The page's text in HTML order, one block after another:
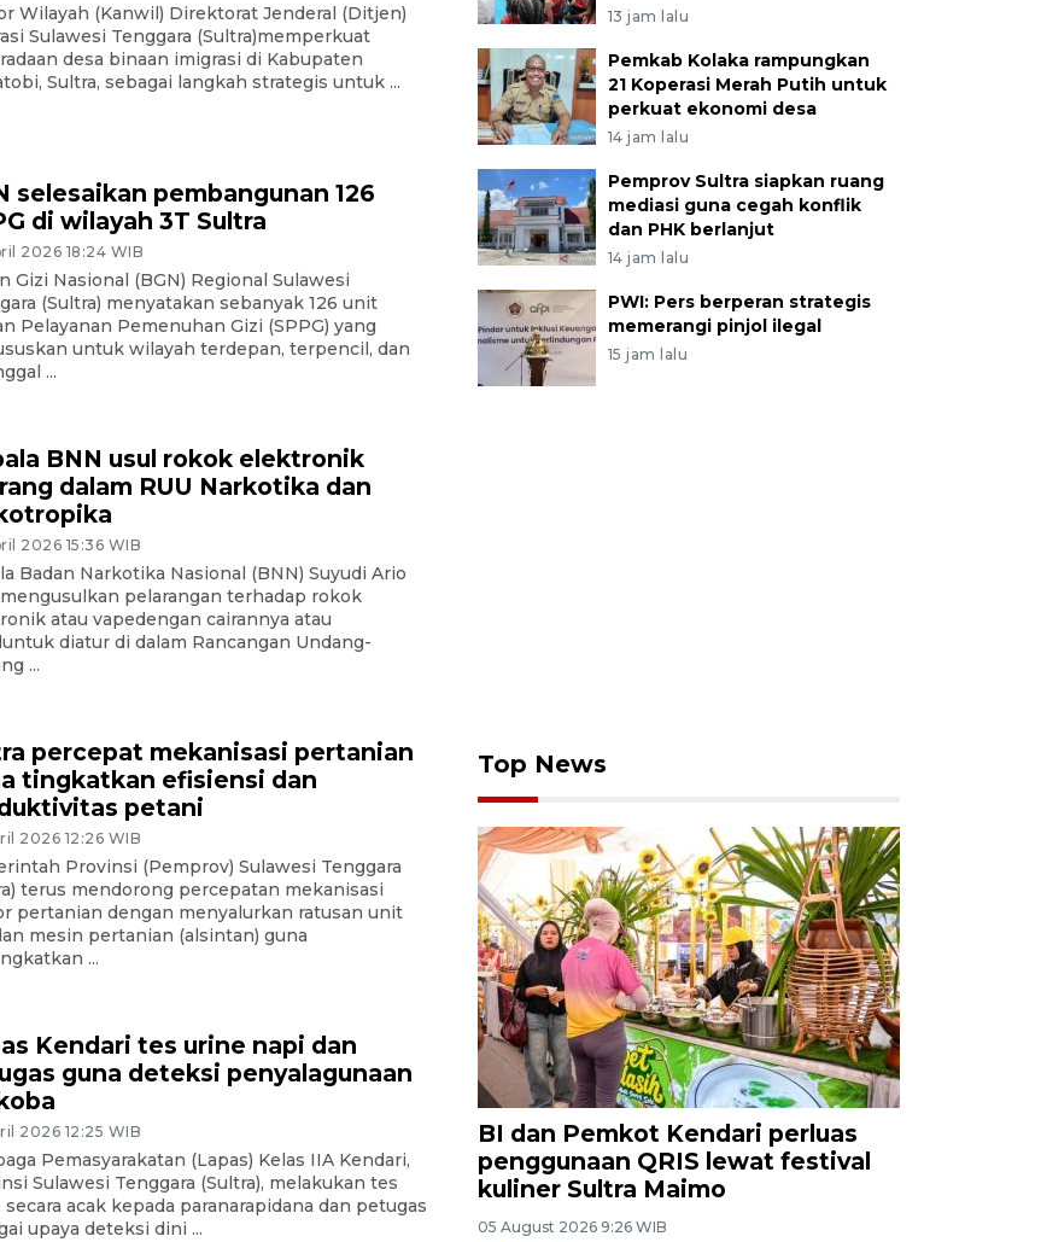
Wilayah (Kanwil) Direktorat Jenderal (Ditjen)
Sulawesi Tenggara (Sultra)memperkuat
desa binaan imigrasi di Kabupaten
Sultra, sebagai langkah strategis untuk ...
selesaikan pembangunan 126
di wilayah 3T Sultra
2026 18:24 WIB
Gizi Nasional (BGN) Regional Sulawesi
(Sultra) menyatakan sebanyak 126 unit
Pelayanan Pemenuhan Gizi (SPPG) yang
untuk wilayah terdepan, terpencil, dan
...
BNN usul rokok elektronik
dalam RUU Narkotika dan
2026 15:36 WIB
Badan Narkotika Nasional (BNN) Suyudi Ario
pelarangan terhadap rokok
atau vapedengan cairannya atau
diatur di dalam Rancangan Undang-
...
percepat mekanisasi pertanian
tingkatkan efisiensi dan
petani
2026 12:26 WIB
Provinsi (Pemprov) Sulawesi Tenggara
terus mendorong percepatan mekanisasi
pertanian dengan menyalurkan ratusan unit
mesin pertanian (alsintan) guna
...
Kendari tes urine napi dan
guna deteksi penyalagunaan
2026 12:25 WIB
Pemasyarakatan (Lapas) Kelas IIA Kendari,
Sulawesi Tenggara (Sultra), melakukan tes
acak kepada paranarapidana dan petugas
upaya deteksi dini ...
13 jam lalu
Pemkab Kolaka rampungkan
21 Koperasi Merah Putih untuk
perkuat ekonomi desa
14 jam lalu
Pemprov Sultra siapkan ruang
mediasi guna cegah konflik
dan PHK berlanjut
14 jam lalu
PWI: Pers berperan strategis
memerangi pinjol ilegal
15 jam lalu
Top News
BI dan Pemkot Kendari perluas
penggunaan QRIS lewat festival
kuliner Sultra Maimo
05 August 2026 9:26 WIB